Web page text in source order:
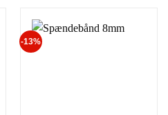
-13%